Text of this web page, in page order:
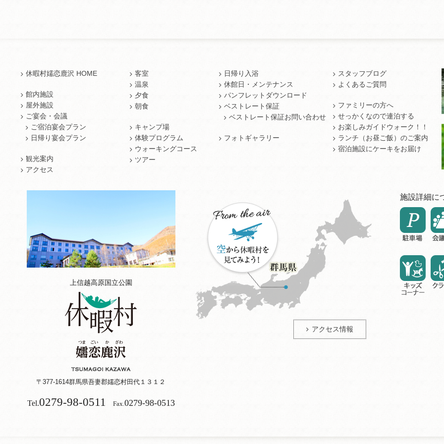
休暇村嬬恋鹿沢 HOME
館内施設
屋外施設
ご宴会・会議
ご宿泊宴会プラン
日帰り宴会プラン
観光案内
アクセス
客室
温泉
夕食
朝食
キャンプ場
体験プログラム
ウォーキングコース
ツアー
日帰り入浴
休館日・メンテナンス
パンフレットダウンロード
ベストレート保証
ベストレート保証お問い合わせ
フォトギャラリー
スタッフブログ
よくあるご質問
ファミリーの方へ
せっかくなので連泊する
お楽しみガイドウォーク！！
ランチ（お昼ご飯）のご案内
宿泊施設にケーキをお届け
上信越高原国立公園
〒377-1614群馬県吾妻郡嬬恋村田代１３１２
Tel.0279-98-0511 Fax. 0279-98-0513
アクセス情報
施設詳細に